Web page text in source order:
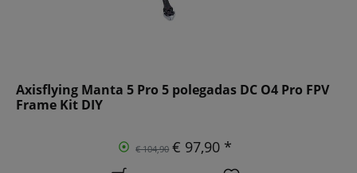
Axisflying Manta 5 Pro 5 polegadas DC O4 Pro FPV
Frame Kit DIY
€ 104,90 € 97,90 *